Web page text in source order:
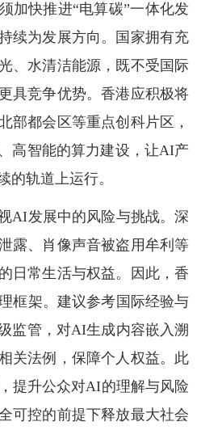
加快推进“电算碳”一体化发
续为发展方向。国家拥有充
、水清洁能源，既不受国际
具竞争优势。香港应积极将
部都会区等重点创科片区，
高智能的算力建设，让AI产
的轨道上运行。
AI发展中的风险与挑战。深
露、肖像声音被盗用牟利等
日常生活与权益。因此，香
框架。建议参考国际经验与
监管，对AI生成内容嵌入溯
关法例，保障个人权益。此
提升公众对AI的理解与风险
可控的前提下释放最大社会